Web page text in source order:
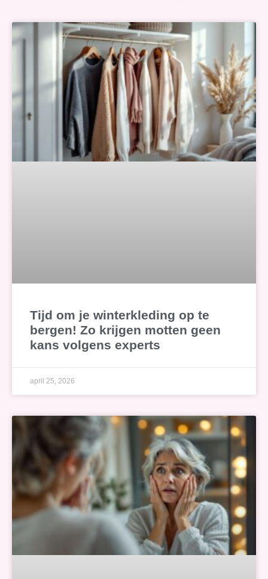
Tijd om je winterkleding op te
bergen! Zo krijgen motten geen
kans volgens experts
april 25, 2026